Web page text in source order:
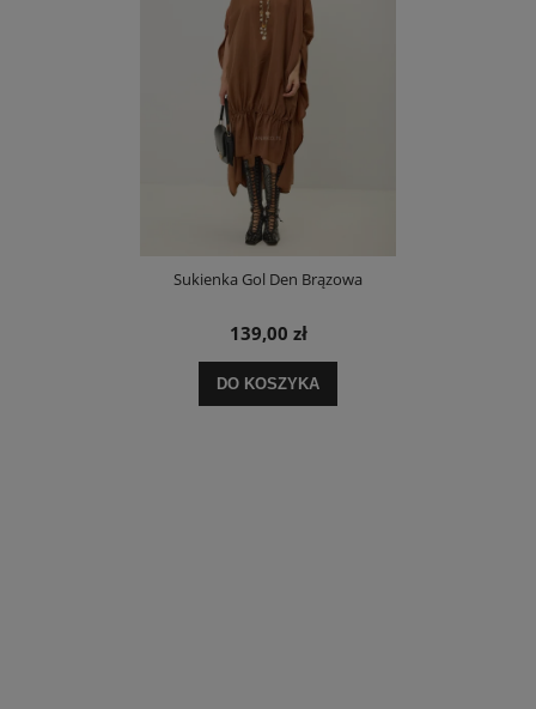
Sukienka Gol Den Brązowa
139,00 zł
DO KOSZYKA